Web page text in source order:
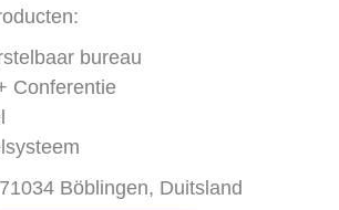
bureau
Conferentie
Böblingen, Duitsland